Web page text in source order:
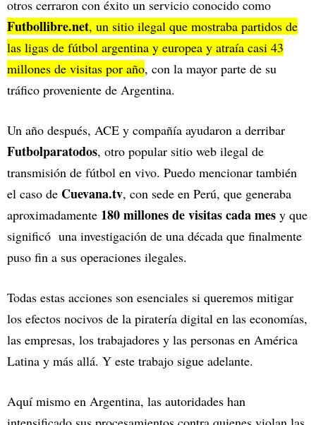
otros cerraron con éxito un servicio conocido como
Futbollibre.net, un sitio ilegal que mostraba partidos de
las ligas de fútbol argentina y europea y atraía casi 43
millones de visitas por año, con la mayor parte de su
tráfico proveniente de Argentina.
Un año después, ACE y compañía ayudaron a derribar
Futbolparatodos, otro popular sitio web ilegal de
transmisión de fútbol en vivo. Puedo mencionar también
el caso de Cuevana.tv, con sede en Perú, que generaba
aproximadamente 180 millones de visitas cada mes y que
significó una investigación de una década que finalmente
puso fin a sus operaciones ilegales.
Todas estas acciones son esenciales si queremos mitigar
los efectos nocivos de la piratería digital en las economías,
las empresas, los trabajadores y las personas en América
Latina y más allá. Y este trabajo sigue adelante.
Aquí mismo en Argentina, las autoridades han